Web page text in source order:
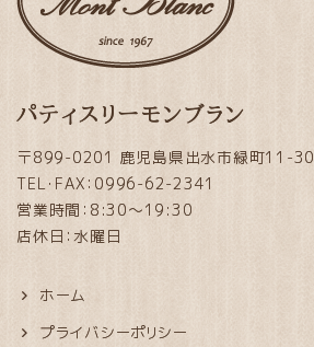
パティスリーモンブラン
〒899-0201 鹿児島県出水市緑町11-30
TEL・FAX：0996-62-2341
営業時間：8:30～19:30
店休日：水曜日
ホーム
プライバシーポリシー